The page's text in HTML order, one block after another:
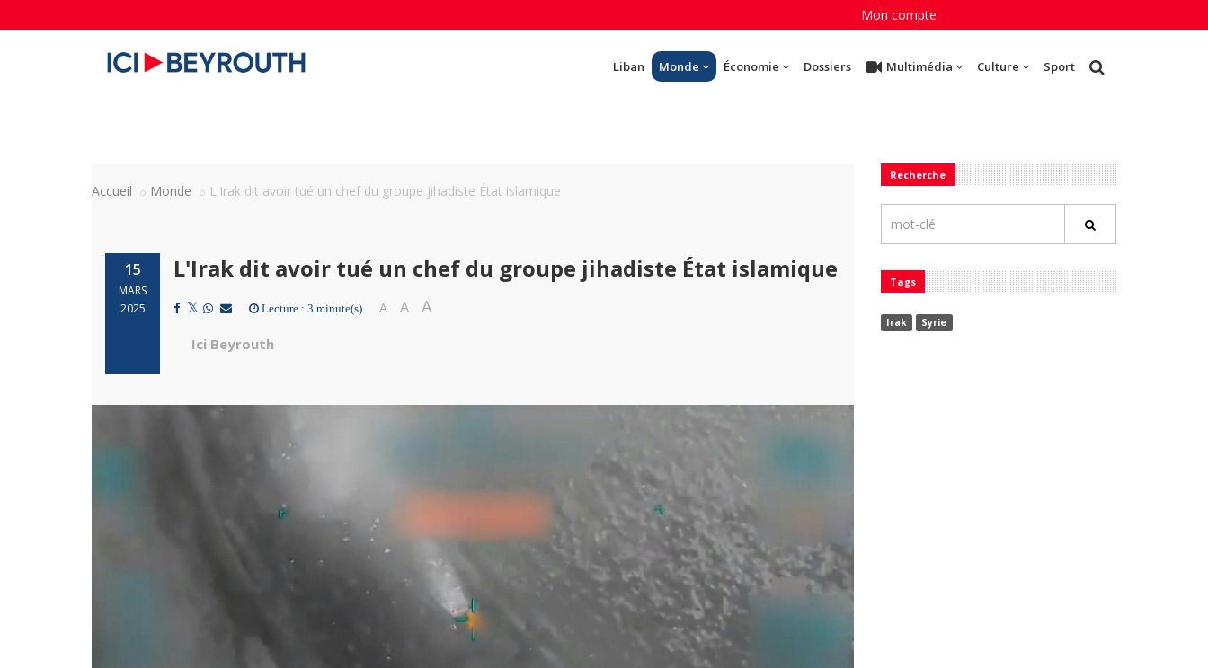
Mon compte
Liban Monde Économie Dossiers Multimédia Culture Sport
Accueil Monde L'Irak dit avoir tué un chef du groupe jihadiste État islamique
15
MARS
2025
L'Irak dit avoir tué un chef du groupe jihadiste État islamique
Lecture : 3 minute(s) A A A
Ici Beyrouth
Recherche
Tags
Irak Syrie